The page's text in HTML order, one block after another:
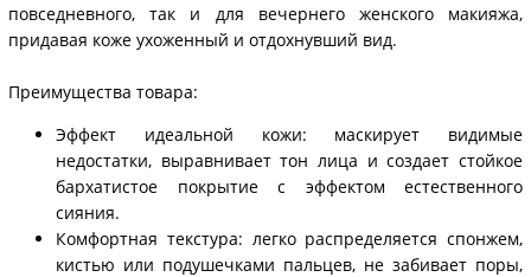
повседневного, так и для вечернего женского макияжа,
придавая коже ухоженный и отдохнувший вид.
Преимущества товара:
Эффект идеальной кожи: маскирует видимые
недостатки, выравнивает тон лица и создает стойкое
бархатистое покрытие с эффектом естественного
сияния.
Комфортная текстура: легко распределяется спонжем,
кистью или подушечками пальцев, не забивает поры,